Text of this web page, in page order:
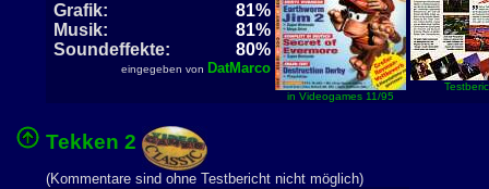
Grafik:
81%
Musik:
81%
Soundeffekte:
80%
eingegeben von DatMarco
in Videogames 11/95
Tekken 2
(Kommentare sind ohne Testbericht nicht möglich)